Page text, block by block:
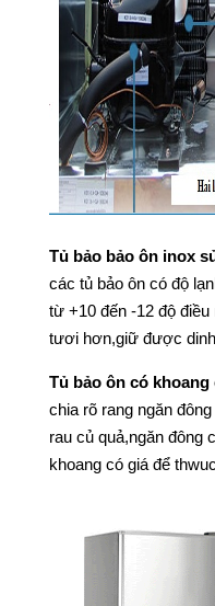
Tủ bảo bảo ôn inox
các tủ bảo ôn có độ
từ +10 đến -12 độ
tươi hơn,giữ được
Tủ bảo ôn có
chia rõ rang ngăn
rau củ quả,ngăn
khoang có giá để